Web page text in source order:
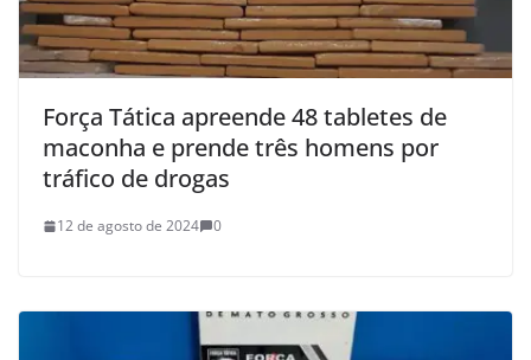
Força Tática apreende 48 tabletes de
maconha e prende três homens por
tráfico de drogas
12 de agosto de 2024 0